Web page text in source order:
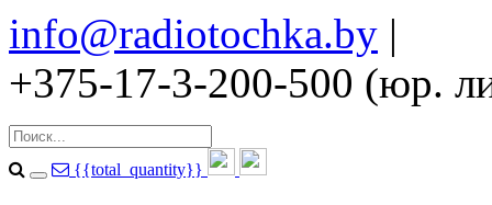
info@radiotochka.by |
+375-17-3-200-500 (юр.
{{total_quantity}}